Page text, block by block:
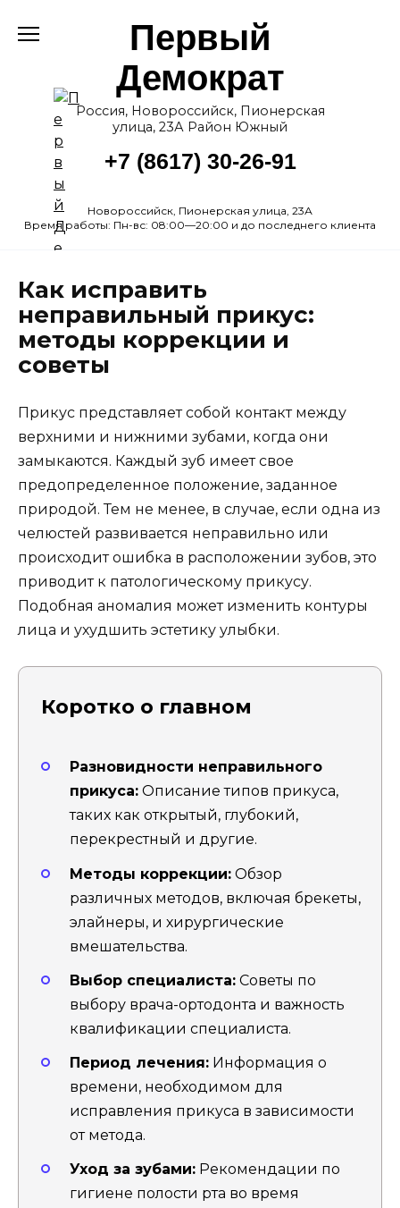
Первый
Демократ
Россия, Новороссийск, Пионерская
улица, 23А Район Южный
+7 (8617) 30-26-91
Новороссийск, Пионерская улица, 23А
Время работы: Пн-вс: 08:00—20:00 и до последнего клиента
Как исправить
неправильный прикус:
методы коррекции и
советы
Прикус представляет собой контакт между
верхними и нижними зубами, когда они
замыкаются. Каждый зуб имеет свое
предопределенное положение, заданное
природой. Тем не менее, в случае, если одна из
челюстей развивается неправильно или
происходит ошибка в расположении зубов, это
приводит к патологическому прикусу.
Подобная аномалия может изменить контуры
лица и ухудшить эстетику улыбки.
Коротко о главном
Разновидности неправильного
прикуса: Описание типов прикуса,
таких как открытый, глубокий,
перекрестный и другие.
Методы коррекции: Обзор
различных методов, включая брекеты,
элайнеры, и хирургические
вмешательства.
Выбор специалиста: Советы по
выбору врача-ортодонта и важность
квалификации специалиста.
Период лечения: Информация о
времени, необходимом для
исправления прикуса в зависимости
от метода.
Уход за зубами: Рекомендации по
гигиене полости рта во время